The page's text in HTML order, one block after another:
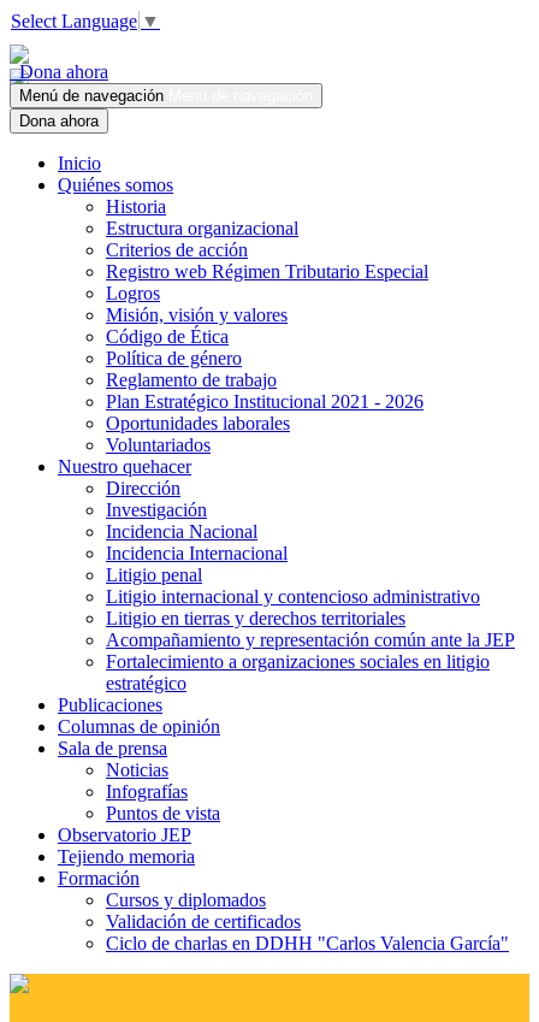
Select Language ▼
Dona ahora
Menú de navegación
Dona ahora
Inicio
Quiénes somos
Historia
Estructura organizacional
Criterios de acción
Registro web Régimen Tributario Especial
Logros
Misión, visión y valores
Código de Ética
Política de género
Reglamento de trabajo
Plan Estratégico Institucional 2021 - 2026
Oportunidades laborales
Voluntariados
Nuestro quehacer
Dirección
Investigación
Incidencia Nacional
Incidencia Internacional
Litigio penal
Litigio internacional y contencioso administrativo
Litigio en tierras y derechos territoriales
Acompañamiento y representación común ante la JEP
Fortalecimiento a organizaciones sociales en litigio
estratégico
Publicaciones
Columnas de opinión
Sala de prensa
Noticias
Infografías
Puntos de vista
Observatorio JEP
Tejiendo memoria
Formación
Cursos y diplomados
Validación de certificados
Ciclo de charlas en DDHH "Carlos Valencia García"